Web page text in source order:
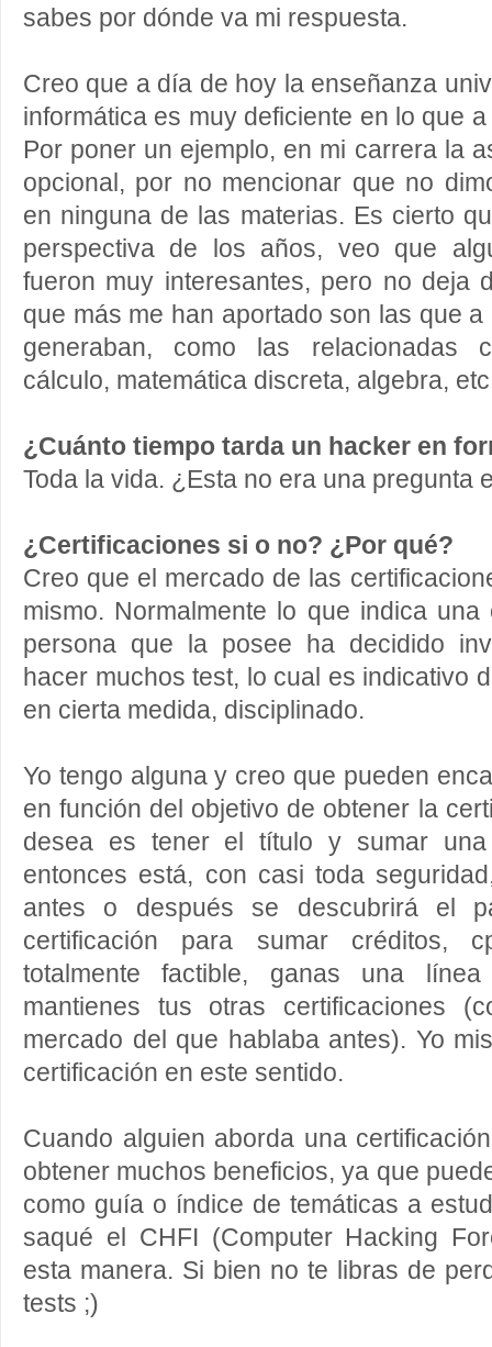
sabes por dónde va mi respuesta.
Creo que a día de hoy la enseñanza
informática es muy deficiente en lo que
Por poner un ejemplo, en mi carrera la
opcional, por no mencionar que no
en ninguna de las materias. Es cierto
perspectiva de los años, veo que
fueron muy interesantes, pero no deja
que más me han aportado son las que
generaban, como las relacionadas
cálculo, matemática discreta, algebra, etc
¿Cuánto tiempo tarda un hacker en
Toda la vida. ¿Esta no era una pregunta
¿Certificaciones si o no? ¿Por qué?
Creo que el mercado de las
mismo. Normalmente lo que indica
persona que la posee ha decidido
hacer muchos test, lo cual es indicativo
en cierta medida, disciplinado.
Yo tengo alguna y creo que pueden
en función del objetivo de obtener la
desea es tener el título y sumar
entonces está, con casi toda
antes o después se descubrirá el
certificación para sumar créditos,
totalmente factible, ganas una
mantienes tus otras certificaciones
mercado del que hablaba antes). Yo
certificación en este sentido.
Cuando alguien aborda una
obtener muchos beneficios, ya que
como guía o índice de temáticas a
saqué el CHFI (Computer Hacking
esta manera. Si bien no te libras de
tests ;)